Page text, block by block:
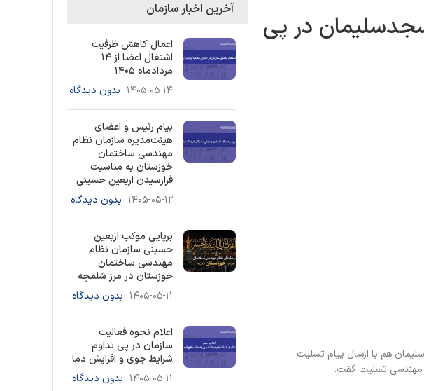
در پی
هم با ارسال پیام تسلیت
مهندسی تسلیت گفت.
آخرین اخبار سازمان
اعمال کاهش ظرفیت
اشتغال اعضا از ۱۴
مردادماه ۱۴۰۵
۱۴۰۵-۰۵-۱۴ بدون دیدگاه
پیام رئیس و اعضای
هیئت‌مدیره سازمان نظام
مهندسی ساختمان
خوزستان به مناسبت
فرارسیدن اربعین حسینی
۱۴۰۵-۰۵-۱۲ بدون دیدگاه
برپایی موکب اربعین
حسینی سازمان نظام
مهندسی ساختمان
خوزستان در مرز شلمچه
۱۴۰۵-۰۵-۱۱ بدون دیدگاه
اعلام نحوه فعالیت
سازمان در پی تداوم
شرایط جوی و افزایش دما
۱۴۰۵-۰۵-۱۱ بدون دیدگاه